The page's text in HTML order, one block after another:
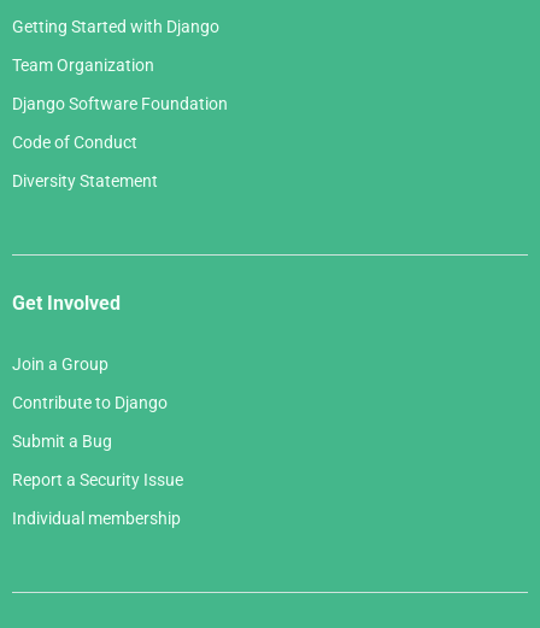
Getting Started with Django
Team Organization
Django Software Foundation
Code of Conduct
Diversity Statement
Get Involved
Join a Group
Contribute to Django
Submit a Bug
Report a Security Issue
Individual membership